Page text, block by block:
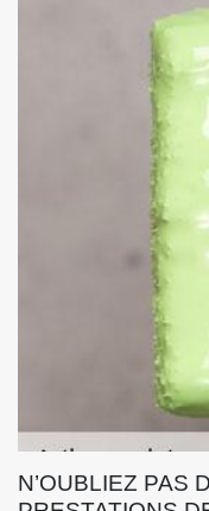
N’OUBLIEZ PAS